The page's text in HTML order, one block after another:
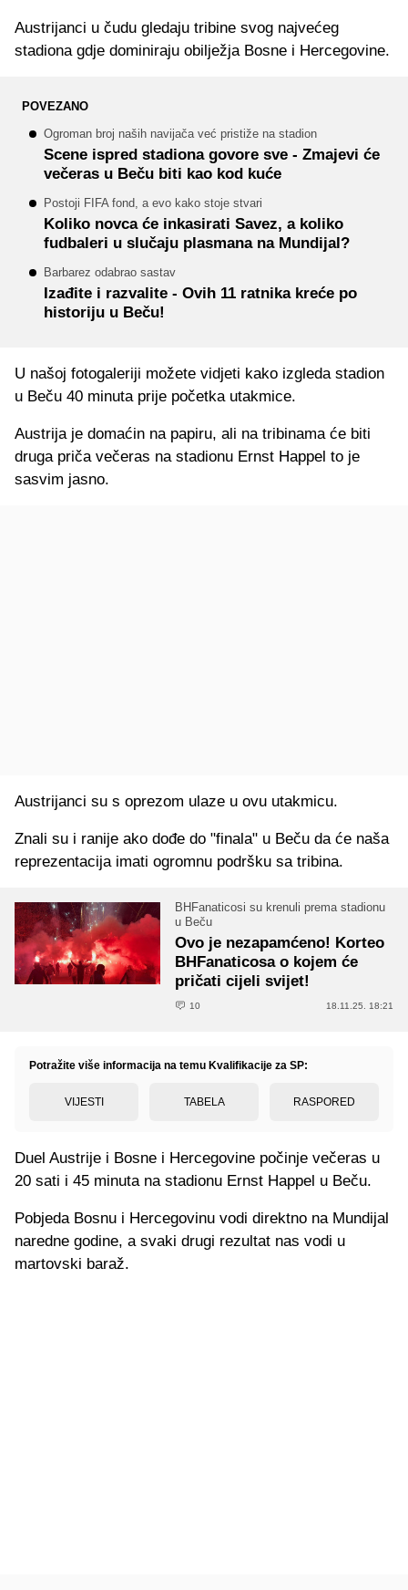
Austrijanci u čudu gledaju tribine svog najvećeg
stadiona gdje dominiraju obilježja Bosne i Hercegovine.
POVEZANO
Ogroman broj naših navijača već pristiže na stadion
Scene ispred stadiona govore sve - Zmajevi će
večeras u Beču biti kao kod kuće
Postoji FIFA fond, a evo kako stoje stvari
Koliko novca će inkasirati Savez, a koliko
fudbaleri u slučaju plasmana na Mundijal?
Barbarez odabrao sastav
Izađite i razvalite - Ovih 11 ratnika kreće po
historiju u Beču!
U našoj fotogaleriji možete vidjeti kako izgleda stadion
u Beču 40 minuta prije početka utakmice.
Austrija je domaćin na papiru, ali na tribinama će biti
druga priča večeras na stadionu Ernst Happel to je
sasvim jasno.
Austrijanci su s oprezom ulaze u ovu utakmicu.
Znali su i ranije ako dođe do "finala" u Beču da će naša
reprezentacija imati ogromnu podršku sa tribina.
BHFanaticosi su krenuli prema stadionu
u Beču
Ovo je nezapamćeno! Korteo
BHFanaticosa o kojem će
pričati cijeli svijet!
10 18.11.25. 18:21
Potražite više informacija na temu Kvalifikacije za SP:
VIJESTI TABELA RASPORED
Duel Austrije i Bosne i Hercegovine počinje večeras u
20 sati i 45 minuta na stadionu Ernst Happel u Beču.
Pobjeda Bosnu i Hercegovinu vodi direktno na Mundijal
naredne godine, a svaki drugi rezultat nas vodi u
martovski baraž.